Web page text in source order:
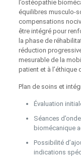
l’ostéopathie
équilibres
compensations
être intégré pour
la phase de
réduction
mesurable de la
patient et à l’éthique
Plan de soins et
Évaluation
Séances
biomécanique
Possibilité
indications